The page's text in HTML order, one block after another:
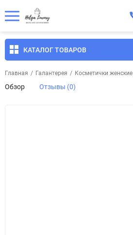
КАТАЛОГ ТОВАРОВ
Главная / Галантерея / Косметички женские
Обзор Отзывы (0)